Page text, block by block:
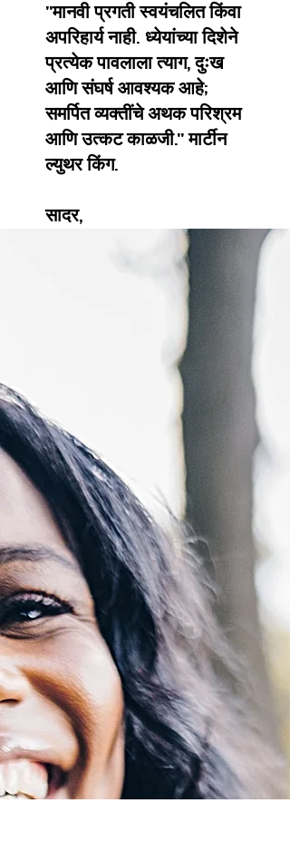
"मानवी प्रगती स्वयंचलित किंवा
अपरिहार्य नाही. ध्येयांच्या दिशेने
प्रत्येक पावलाला त्याग, दुःख
आणि संघर्ष आवश्यक आहे;
समर्पित व्यक्तींचे अथक परिश्रम
आणि उत्कट काळजी." मार्टीन
ल्युथर किंग.
सादर,